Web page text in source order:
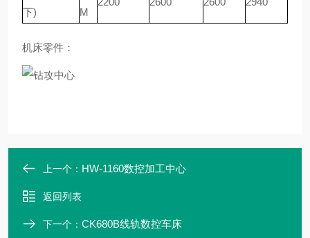
下)
M
机床零件：
上一个： HW-1160数控加工中心
返回列表
下一个： CK680B线轨数控车床